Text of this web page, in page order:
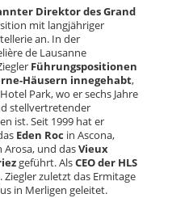
Direktor des Grand
mit langjähriger
an. In der
de Lausanne
Führungspositionen
Häusern innegehabt,
Park, wo er sechs Jahre
stellvertretender
ist. Seit 1999 hat er
Eden Roc in Ascona,
Arosa, und dasVieux
geführt. AlsCEO der HLS
Ziegler zuletzt das Ermitage
in Merligen geleitet.